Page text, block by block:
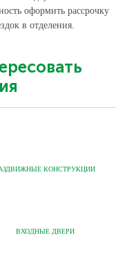
оформить рассрочку
в отделения.
КОНСТРУКЦИИ
ВХОДНЫЕ ДВЕРИ